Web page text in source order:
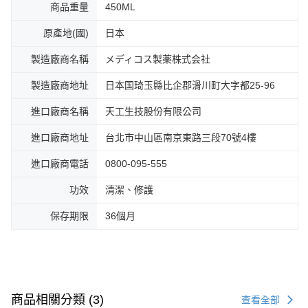
商品重量 450ML
原產地(國) 日本
製造廠商名稱 メディコス製薬株式会社
製造廠商地址 日本国琦玉縣比企郡滑川町大字都25-96
進口廠商名稱 天工生技股份有限公司
進口廠商地址 台北市中山區南京東路三段70號4樓
進口廠商電話 0800-095-555
功效 清潔、修護
保存期限 36個月
商品相關分類 (3) 查看全部